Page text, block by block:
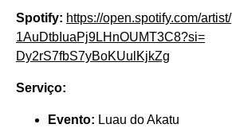
Spotify: https://open.spotify.com/artist/
1AuDtbIuaPj9LHnOUMT3C8?si=
Dy2rS7fbS7yBoKUulKjkZg
Serviço:
Evento: Luau do Akatu